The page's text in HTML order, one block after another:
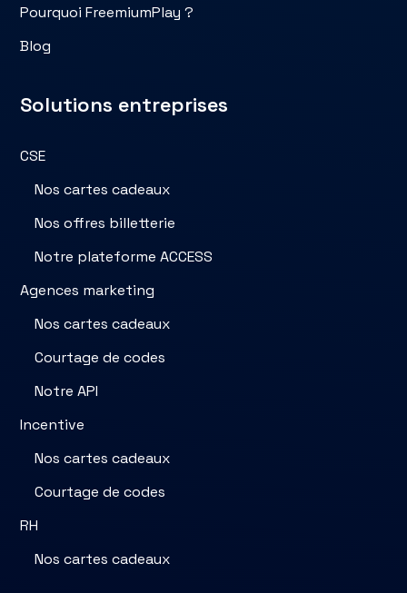
Pourquoi FreemiumPlay ?
Blog
Solutions entreprises
CSE
Nos cartes cadeaux
Nos offres billetterie
Notre plateforme ACCESS
Agences marketing
Nos cartes cadeaux
Courtage de codes
Notre API
Incentive
Nos cartes cadeaux
Courtage de codes
RH
Nos cartes cadeaux